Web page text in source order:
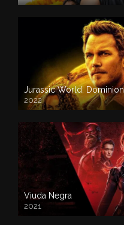
Jurassic World: Dominion
2022
Viuda Negra
2021